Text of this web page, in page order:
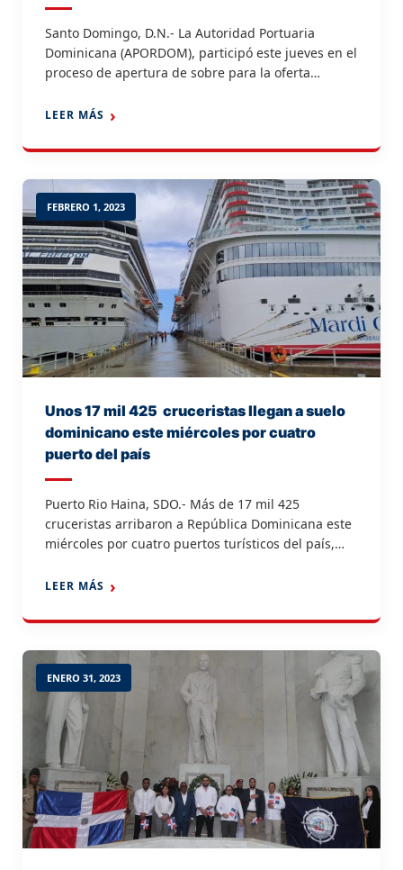
Santo Domingo, D.N.- La Autoridad Portuaria
Dominicana (APORDOM), participó este jueves en el
proceso de apertura de sobre para la oferta
de APP de selección Puerto Duarte, Arroyo Barril.
encabezó la mesa principal en representación de la
LEER MÁS
FEBRERO 1, 2023
Unos 17 mil 425 cruceristas llegan a suelo
dominicano este miércoles por cuatro
puerto del país
Puerto Rio Haina, SDO.- Más de 17 mil 425
cruceristas arribaron a República Dominicana este
miércoles por cuatro puertos turísticos del país,
así lo informó el director ejecutivo de la Autoridad
Rodríguez, quien aseguró que: “ Empezamos
LEER MÁS
ENERO 31, 2023